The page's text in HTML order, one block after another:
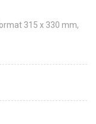
315 x 330 mm,